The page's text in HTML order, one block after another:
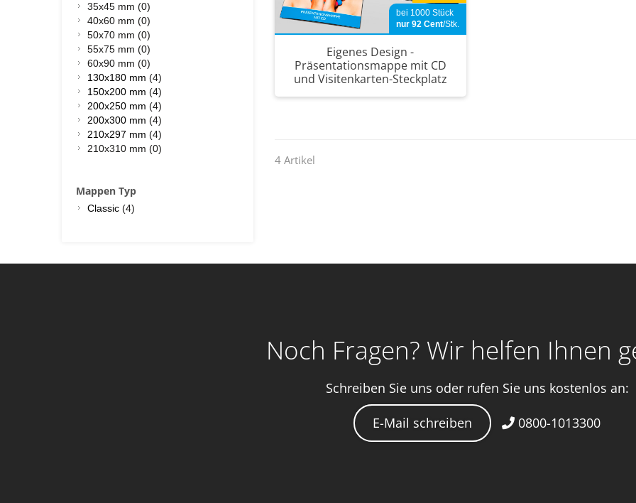
bei 1000 Stück
nur 92 Cent/Stk.
Eigenes Design -
Präsentationsmappe mit CD
und Visitenkarten-Steckplatz
4 Artikel
35x45 mm (0)
40x60 mm (0)
50x70 mm (0)
55x75 mm (0)
60x90 mm (0)
130x180 mm (4)
150x200 mm (4)
200x250 mm (4)
200x300 mm (4)
210x297 mm (4)
210x310 mm (0)
Mappen Typ
Classic (4)
Noch Fragen? Wir helfen Ihnen
Schreiben Sie uns oder rufen Sie uns kostenlos an:
E-Mail schreiben 0800-1013300